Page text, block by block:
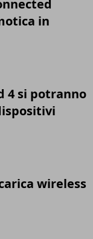
in
4 si potranno
wireless